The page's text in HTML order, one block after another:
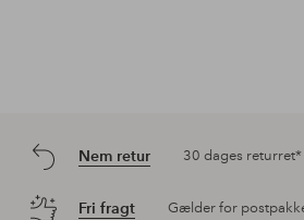
Nem retur 30 dages returret*
Fri fragt Gælder for